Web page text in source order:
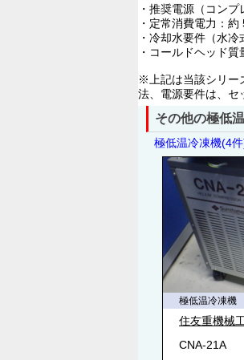
・推奨電源（コン
・定常消費電力：
・冷却水要件（水
・コールドヘッド
※上記は当該シリー
法、電源要件は、セ
その他の極低
極低温冷凍機(4
極低温冷凍機
住友重機械
CNA-21A